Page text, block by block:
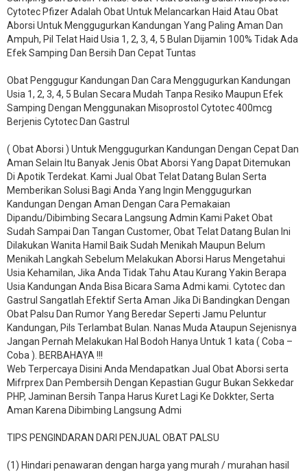
Cytotec Pfizer Adalah Obat Untuk Melancarkan Haid Atau Obat
Aborsi Untuk Menggugurkan Kandungan Yang Paling Aman Dan
Ampuh, Pil Telat Haid Usia 1, 2, 3, 4, 5 Bulan Dijamin 100% Tidak Ada
Efek Samping Dan Bersih Dan Cepat Tuntas
Obat Penggugur Kandungan Dan Cara Menggugurkan Kandungan
Usia 1, 2, 3, 4, 5 Bulan Secara Mudah Tanpa Resiko Maupun Efek
Samping Dengan Menggunakan Misoprostol Cytotec 400mcg
Berjenis Cytotec Dan Gastrul
( Obat Aborsi ) Untuk Menggugurkan Kandungan Dengan Cepat Dan
Aman Selain Itu Banyak Jenis Obat Aborsi Yang Dapat Ditemukan
Di Apotik Terdekat. Kami Jual Obat Telat Datang Bulan Serta
Memberikan Solusi Bagi Anda Yang Ingin Menggugurkan
Kandungan Dengan Aman Dengan Cara Pemakaian
Dipandu/Dibimbing Secara Langsung Admin Kami Paket Obat
Sudah Sampai Dan Tangan Customer, Obat Telat Datang Bulan Ini
Dilakukan Wanita Hamil Baik Sudah Menikah Maupun Belum
Menikah Langkah Sebelum Melakukan Aborsi Harus Mengetahui
Usia Kehamilan, Jika Anda Tidak Tahu Atau Kurang Yakin Berapa
Usia Kandungan Anda Bisa Bicara Sama Admi kami. Cytotec dan
Gastrul Sangatlah Efektif Serta Aman Jika Di Bandingkan Dengan
Obat Palsu Dan Rumor Yang Beredar Seperti Jamu Peluntur
Kandungan, Pils Terlambat Bulan. Nanas Muda Ataupun Sejenisnya
Jangan Pernah Melakukan Hal Bodoh Hanya Untuk 1 kata ( Coba –
Coba ). BERBAHAYA !!!
Web Terpercaya Disini Anda Mendapatkan Jual Obat Aborsi serta
Mifrprex Dan Pembersih Dengan Kepastian Gugur Bukan Sekkedar
PHP, Jaminan Bersih Tanpa Harus Kuret Lagi Ke Dokkter, Serta
Aman Karena Dibimbing Langsung Admi
TIPS PENGINDARAN DARI PENJUAL OBAT PALSU
(1) Hindari penawaran dengan harga yang murah / murahan hasil